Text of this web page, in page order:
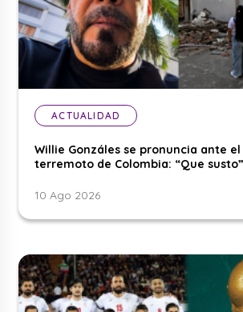
ACTUALIDAD
Willie Gonzáles se pronuncia ante
terremoto de Colombia: “Que susto”
10 Ago 2026